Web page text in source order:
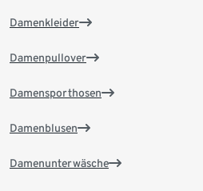
Damenkleider
Damenpullover
Damensporthosen
Damenblusen
Damenunterwäsche